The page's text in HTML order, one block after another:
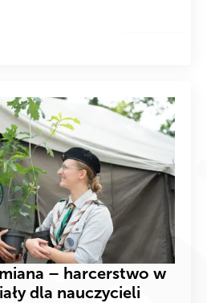
– harcerstwo w
dla nauczycieli